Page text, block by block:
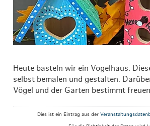
Heute basteln wir ein Vogelhaus.
selbst bemalen und gestalten.
Vögel und der Garten bestimmt
Dies ist ein Eintrag aus der